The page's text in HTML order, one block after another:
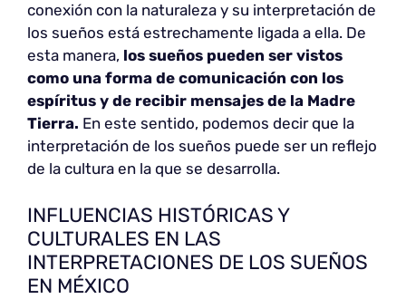
conexión con la naturaleza y su interpretación de
los sueños está estrechamente ligada a ella. De
esta manera, los sueños pueden ser vistos
como una forma de comunicación con los
espíritus y de recibir mensajes de la Madre
Tierra. En este sentido, podemos decir que la
interpretación de los sueños puede ser un reflejo
de la cultura en la que se desarrolla.
INFLUENCIAS HISTÓRICAS Y
CULTURALES EN LAS
INTERPRETACIONES DE LOS SUEÑOS
EN MÉXICO